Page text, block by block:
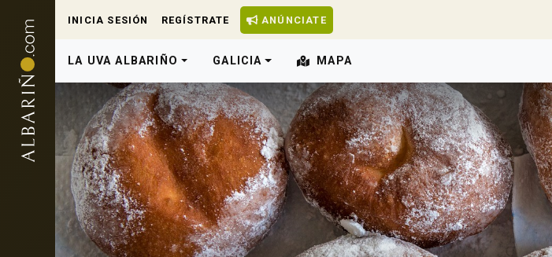
INICIA SESIÓN REGÍSTRATE ANÚNCIATE
LA UVA ALBARIÑO GALICIA MAPA